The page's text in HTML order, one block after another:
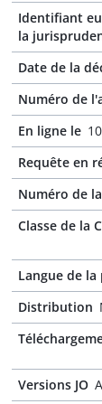
Identifiant
la
Date de la
Numéro de
En ligne le
Requête en
Numéro de
Classe de la
Langue de
Distribution
Versions JO